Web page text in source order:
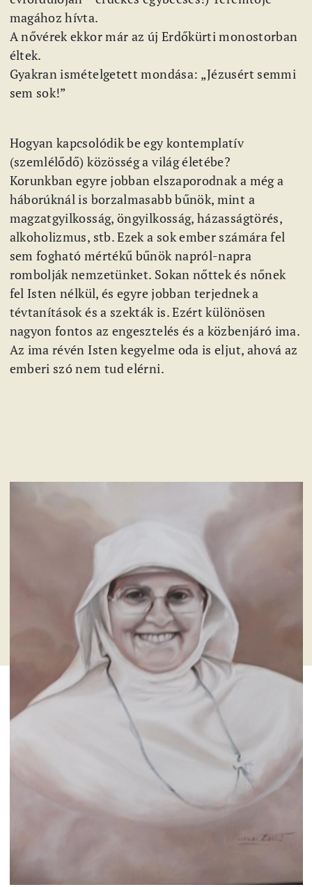
magához hívta.
A nővérek ekkor már az új Erdőkürti monostorban
éltek.
Gyakran ismételgetett mondása: „Jézusért semmi
sem sok!”
Hogyan kapcsolódik be egy kontemplatív
(szemlélődő) közösség a világ életébe?
Korunkban egyre jobban elszaporodnak a még a
háborúknál is borzalmasabb bűnök, mint a
magzatgyilkosság, öngyilkosság, házasságtörés,
alkoholizmus, stb. Ezek a sok ember számára fel
sem fogható mértékű bűnök napról-napra
rombolják nemzetünket. Sokan nőttek és nőnek
fel Isten nélkül, és egyre jobban terjednek a
tévtanítások és a szekták is. Ezért különösen
nagyon fontos az engesztelés és a közbenjáró ima.
Az ima révén Isten kegyelme oda is eljut, ahová az
emberi szó nem tud elérni.